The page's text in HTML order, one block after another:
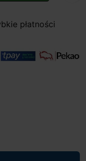
płatności